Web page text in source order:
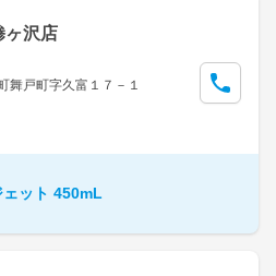
ヶ沢店
舞戸町字久富１７－１
ット 450mL